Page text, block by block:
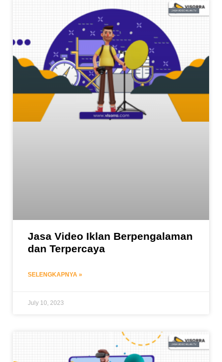
JASA VIDEO IKLAN TV
Jasa Video Iklan Berpengalaman
dan Terpercaya
SELENGKAPNYA »
July 10, 2023
JASA VIDEO IKLAN TV